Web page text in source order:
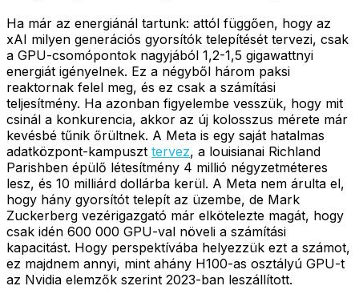
Ha már az energiánál tartunk: attól függően, hogy az
xAI milyen generációs gyorsítók telepítését tervezi, csak
a GPU-csomópontok nagyjából 1,2-1,5 gigawattnyi
energiát igényelnek. Ez a négyből három paksi
reaktornak felel meg, és ez csak a számítási
teljesítmény. Ha azonban figyelembe vesszük, hogy mit
csinál a konkurencia, akkor az új kolosszus mérete már
kevésbé tűnik őrültnek. A Meta is egy saját hatalmas
adatközpont-kampuszt tervez, a louisianai Richland
Parishben épülő létesítmény 4 millió négyzetméteres
lesz, és 10 milliárd dollárba kerül. A Meta nem árulta el,
hogy hány gyorsítót telepít az üzembe, de Mark
Zuckerberg vezérigazgató már elkötelezte magát, hogy
csak idén 600 000 GPU-val növeli a számítási
kapacitást. Hogy perspektívába helyezzük ezt a számot,
ez majdnem annyi, mint ahány H100-as osztályú GPU-t
az Nvidia elemzők szerint 2023-ban leszállított.